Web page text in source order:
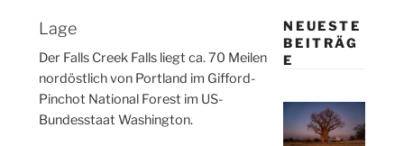
Lage
Der Falls Creek Falls liegt ca. 70 Meilen
nordöstlich von Portland im Gifford-
Pinchot National Forest im US-
Bundesstaat Washington.
NEUESTE
BEITRÄG
E